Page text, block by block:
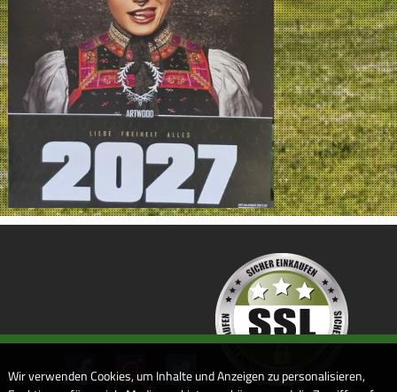
Wir verwenden Cookies, um Inhalte und Anzeigen zu personalisieren,